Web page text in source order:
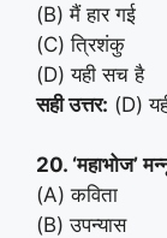
(B) मैं हार गई
(C) त्रिशंकु
(D) यही सच है
सही उत्तर: (D)
20. ‘महाभोज’
(A) कविता
(B) उपन्यास